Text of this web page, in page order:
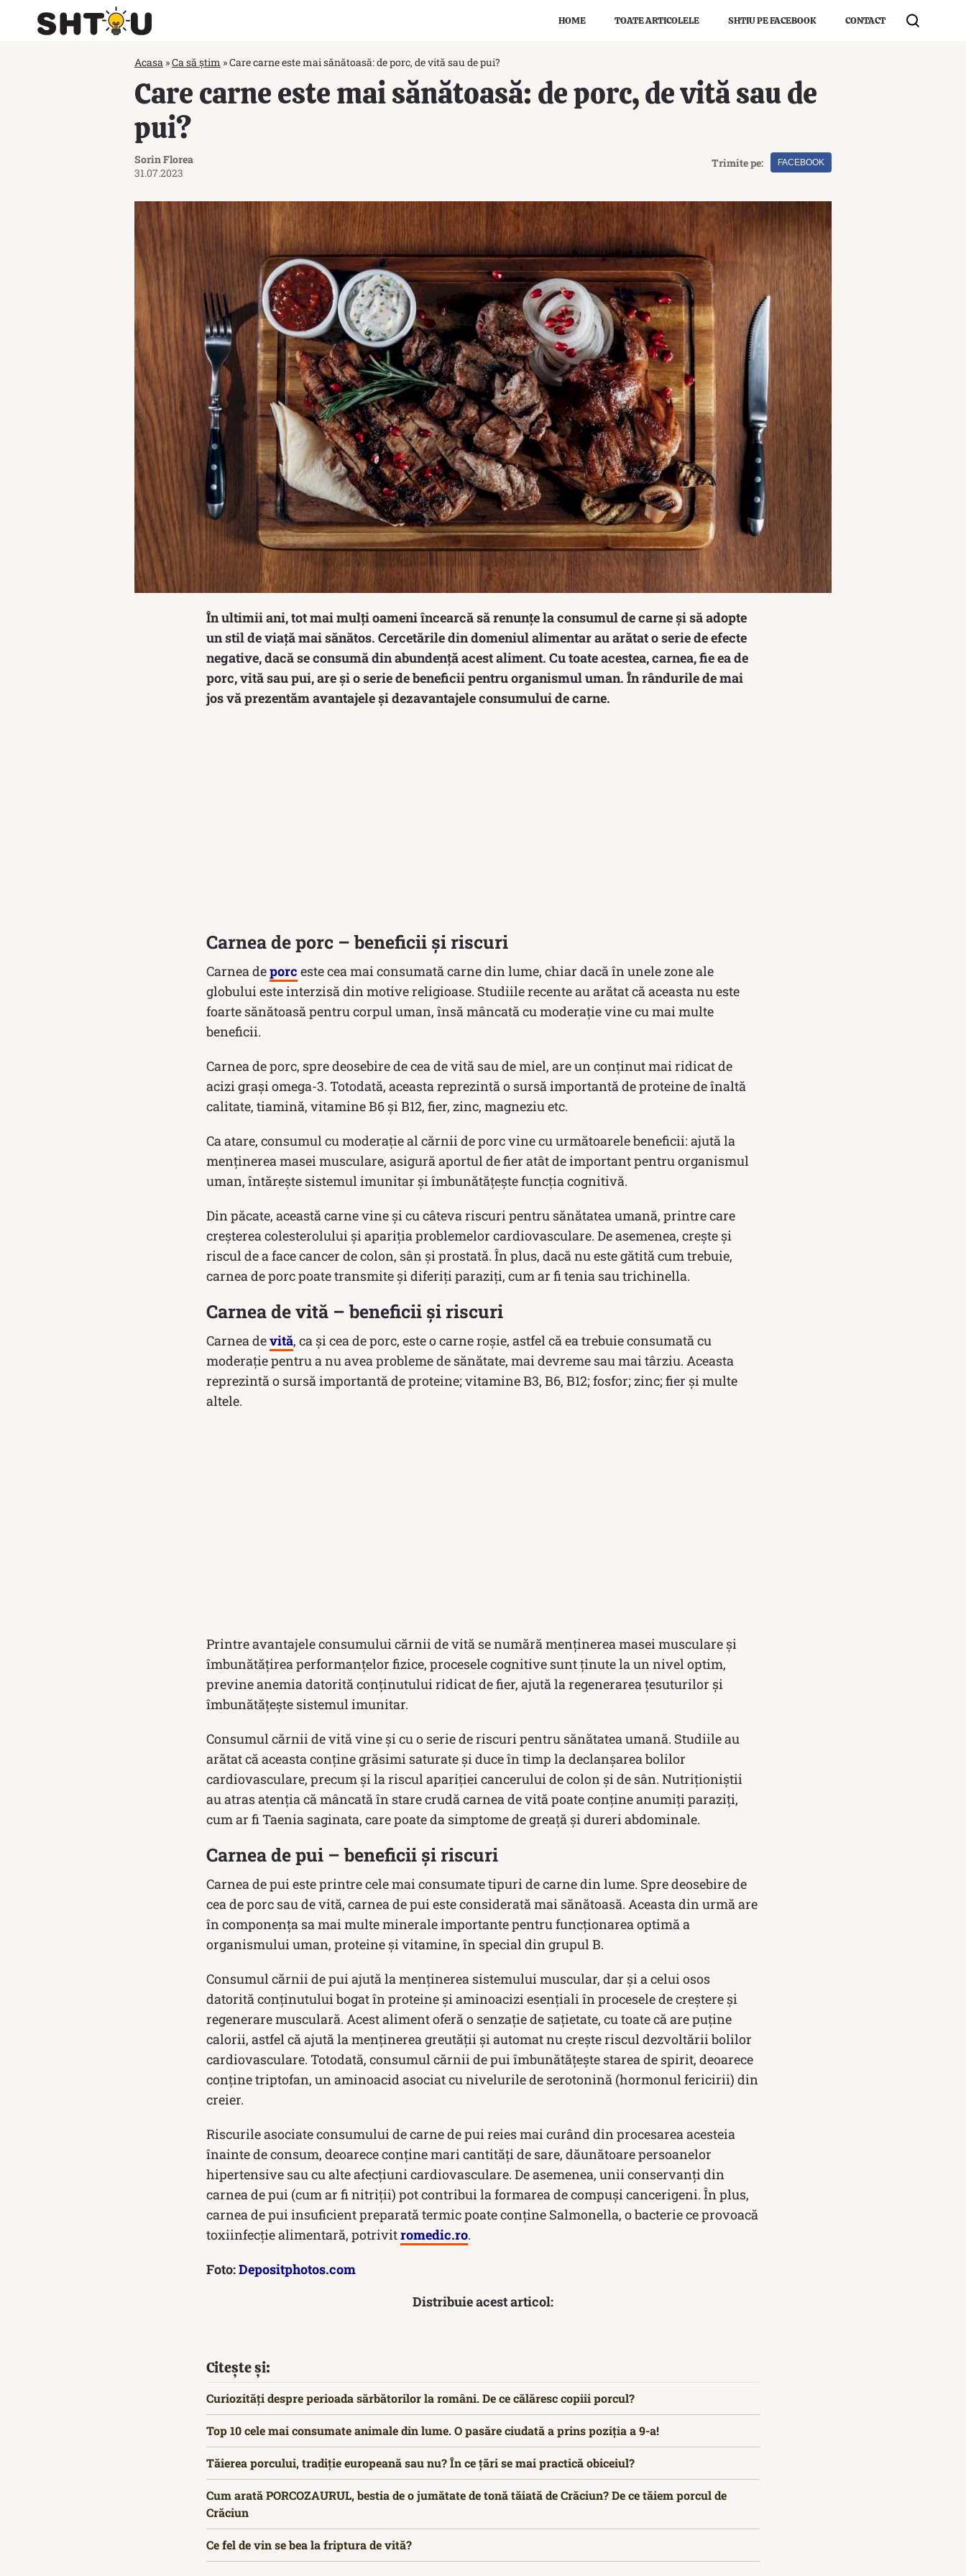
HOME TOATE ARTICOLELE SHTIU PE FACEBOOK CONTACT
Acasa »Ca să știm »Care carne este mai sănătoasă: de porc, de vită sau de pui?
Care carne este mai sănătoasă: de porc, de vită sau de
pui?
Sorin Florea
31.07.2023
Trimite pe: FACEBOOK
În ultimii ani, tot mai mulți oameni încearcă să renunțe la consumul de carne și să adopte
un stil de viață mai sănătos. Cercetările din domeniul alimentar au arătat o serie de efecte
negative, dacă se consumă din abundență acest aliment. Cu toate acestea, carnea, fie ea de
porc, vită sau pui, are și o serie de beneficii pentru organismul uman. În rândurile de mai
jos vă prezentăm avantajele și dezavantajele consumului de carne.
Carnea de porc – beneficii și riscuri
Carnea deporc este cea mai consumată carne din lume, chiar dacă în unele zone ale
globului este interzisă din motive religioase. Studiile recente au arătat că aceasta nu este
foarte sănătoasă pentru corpul uman, însă mâncată cu moderație vine cu mai multe
beneficii.
Carnea de porc, spre deosebire de cea de vită sau de miel, are un conținut mai ridicat de
acizi grași omega-3. Totodată, aceasta reprezintă o sursă importantă de proteine de înaltă
calitate, tiamină, vitamine B6 și B12, fier, zinc, magneziu etc.
Ca atare, consumul cu moderație al cărnii de porc vine cu următoarele beneficii: ajută la
menținerea masei musculare, asigură aportul de fier atât de important pentru organismul
uman, întărește sistemul imunitar și îmbunătățește funcția cognitivă.
Din păcate, această carne vine și cu câteva riscuri pentru sănătatea umană, printre care
creșterea colesterolului și apariția problemelor cardiovasculare. De asemenea, crește și
riscul de a face cancer de colon, sân și prostată. În plus, dacă nu este gătită cum trebuie,
carnea de porc poate transmite și diferiți paraziți, cum ar fi tenia sau trichinella.
Carnea de vită – beneficii și riscuri
Carnea devită, ca și cea de porc, este o carne roșie, astfel că ea trebuie consumată cu
moderație pentru a nu avea probleme de sănătate, mai devreme sau mai târziu. Aceasta
reprezintă o sursă importantă de proteine; vitamine B3, B6, B12; fosfor; zinc; fier și multe
altele.
Printre avantajele consumului cărnii de vită se numără menținerea masei musculare și
îmbunătățirea performanțelor fizice, procesele cognitive sunt ținute la un nivel optim,
previne anemia datorită conținutului ridicat de fier, ajută la regenerarea țesuturilor și
îmbunătățește sistemul imunitar.
Consumul cărnii de vită vine și cu o serie de riscuri pentru sănătatea umană. Studiile au
arătat că aceasta conține grăsimi saturate și duce în timp la declanșarea bolilor
cardiovasculare, precum și la riscul apariției cancerului de colon și de sân. Nutriționiștii
au atras atenția că mâncată în stare crudă carnea de vită poate conține anumiți paraziți,
cum ar fi Taenia saginata, care poate da simptome de greață și dureri abdominale.
Carnea de pui – beneficii și riscuri
Carnea de pui este printre cele mai consumate tipuri de carne din lume. Spre deosebire de
cea de porc sau de vită, carnea de pui este considerată mai sănătoasă. Aceasta din urmă are
în componența sa mai multe minerale importante pentru funcționarea optimă a
organismului uman, proteine și vitamine, în special din grupul B.
Consumul cărnii de pui ajută la menținerea sistemului muscular, dar și a celui osos
datorită conținutului bogat în proteine și aminoacizi esențiali în procesele de creștere și
regenerare musculară. Acest aliment oferă o senzație de sațietate, cu toate că are puține
calorii, astfel că ajută la menținerea greutății și automat nu crește riscul dezvoltării bolilor
cardiovasculare. Totodată, consumul cărnii de pui îmbunătățește starea de spirit, deoarece
conține triptofan, un aminoacid asociat cu nivelurile de serotonină (hormonul fericirii) din
creier.
Riscurile asociate consumului de carne de pui reies mai curând din procesarea acesteia
înainte de consum, deoarece conține mari cantități de sare, dăunătoare persoanelor
hipertensive sau cu alte afecțiuni cardiovasculare. De asemenea, unii conservanți din
carnea de pui (cum ar fi nitriții) pot contribui la formarea de compuși cancerigeni. În plus,
carnea de pui insuficient preparată termic poate conține Salmonella, o bacterie ce provoacă
toxiinfecție alimentară, potrivitromedic.ro.
Foto:Depositphotos.com
Distribuie acest articol:
Citește și:
Curiozități despre perioada sărbătorilor la români. De ce călăresc copiii porcul?
Top 10 cele mai consumate animale din lume. O pasăre ciudată a prins poziția a 9-a!
Tăierea porcului, tradiție europeană sau nu? În ce țări se mai practică obiceiul?
Cum arată PORCOZAURUL, bestia de o jumătate de tonă tăiată de Crăciun? De ce tăiem porcul de
Crăciun
Ce fel de vin se bea la friptura de vită?